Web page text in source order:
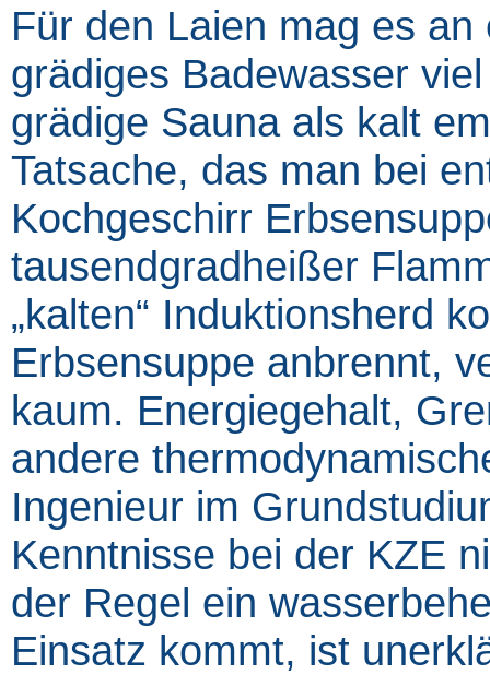
Für den Laien mag es
grädiges Badewasser
grädige Sauna als kalt
Tatsache, das man bei
Kochgeschirr
tausendgradheißer
„kalten“ Induktionsherd
Erbsensuppe anbrennt,
kaum. Energiegehalt,
andere
Ingenieur im
Kenntnisse bei der KZE
der Regel ein
Einsatz kommt, ist